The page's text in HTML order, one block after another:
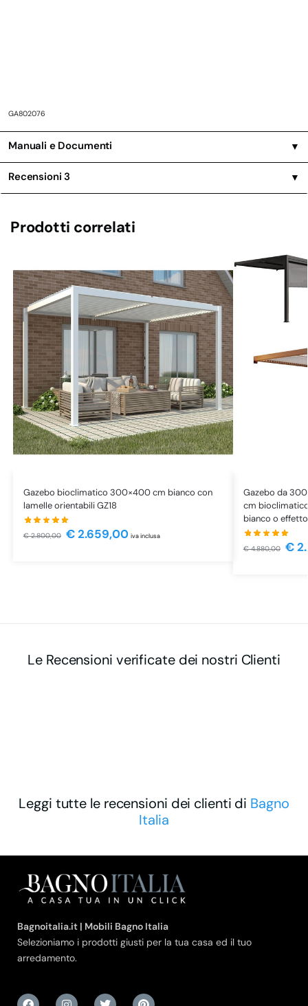
GA802076
Manuali e Documenti ▼
Recensioni3 ▼
Prodotti correlati
Gazebo bioclimatico 300×400 cm bianco con
lamelle orientabili GZ18
€2.800,00 €2.659,00 iva inclusa
Gazebo da
cm
bianco o
€4.880,00 €
Le Recensioni verificate dei nostri Clienti
Leggi tutte le recensioni dei clienti di Bagno
Italia
Bagnoitalia.it | Mobili Bagno Italia
Selezioniamo i prodotti giusti per la tua casa ed il tuo
arredamento.